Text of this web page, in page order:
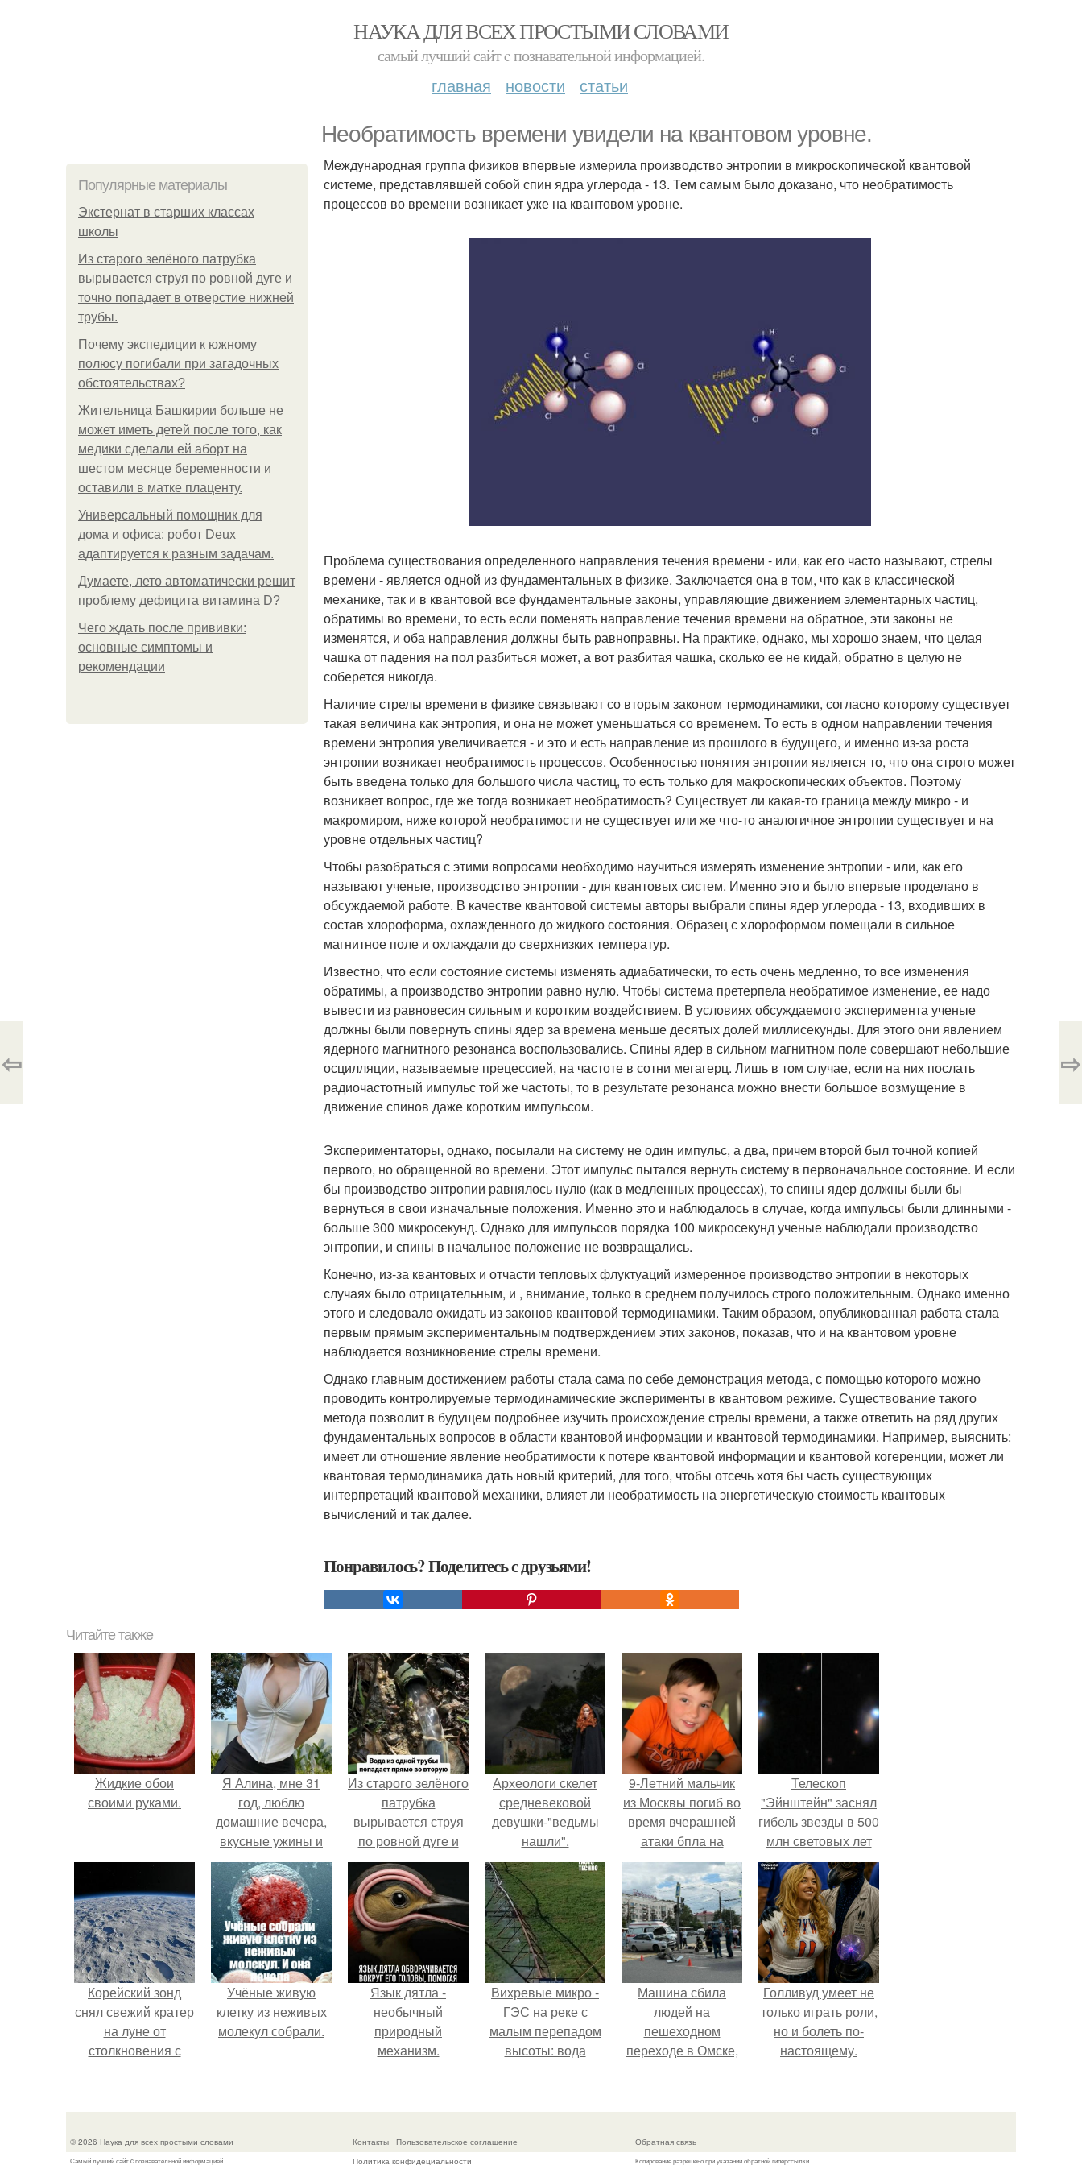
НАУКА ДЛЯ ВСЕХ ПРОСТЫМИ СЛОВАМИ
самый лучший сайт c познавательной информацией.
главная новости статьи
Необратимость времени увидели на квантовом уровне.
Популярные материалы
Экстернат в старших классах
школы
Из старого зелёного патрубка
вырывается струя по ровной дуге и
точно попадает в отверстие нижней
трубы.
Почему экспедиции к южному
полюсу погибали при загадочных
обстоятельствах?
Жительница Башкирии больше не
может иметь детей после того, как
медики сделали ей аборт на
шестом месяце беременности и
оставили в матке плаценту.
Универсальный помощник для
дома и офиса: робот Deux
адаптируется к разным задачам.
Думаете, лето автоматически решит
проблему дефицита витамина D?
Чего ждать после прививки:
основные симптомы и
рекомендации
Международная группа физиков впервые измерила производство энтропии в микроскопической квантовой
системе, представлявшей собой спин ядра углерода - 13. Тем самым было доказано, что необратимость
процессов во времени возникает уже на квантовом уровне.
Проблема существования определенного направления течения времени - или, как его часто называют, стрелы
времени - является одной из фундаментальных в физике. Заключается она в том, что как в классической
механике, так и в квантовой все фундаментальные законы, управляющие движением элементарных частиц,
обратимы во времени, то есть если поменять направление течения времени на обратное, эти законы не
изменятся, и оба направления должны быть равноправны. На практике, однако, мы хорошо знаем, что целая
чашка от падения на пол разбиться может, а вот разбитая чашка, сколько ее не кидай, обратно в целую не
соберется никогда.
Наличие стрелы времени в физике связывают со вторым законом термодинамики, согласно которому существует
такая величина как энтропия, и она не может уменьшаться со временем. То есть в одном направлении течения
времени энтропия увеличивается - и это и есть направление из прошлого в будущего, и именно из-за роста
энтропии возникает необратимость процессов. Особенностью понятия энтропии является то, что она строго может
быть введена только для большого числа частиц, то есть только для макроскопических объектов. Поэтому
возникает вопрос, где же тогда возникает необратимость? Существует ли какая-то граница между микро - и
макромиром, ниже которой необратимости не существует или же что-то аналогичное энтропии существует и на
уровне отдельных частиц?
Чтобы разобраться с этими вопросами необходимо научиться измерять изменение энтропии - или, как его
называют ученые, производство энтропии - для квантовых систем. Именно это и было впервые проделано в
обсуждаемой работе. В качестве квантовой системы авторы выбрали спины ядер углерода - 13, входивших в
состав хлороформа, охлажденного до жидкого состояния. Образец с хлороформом помещали в сильное
магнитное поле и охлаждали до сверхнизких температур.
Известно, что если состояние системы изменять адиабатически, то есть очень медленно, то все изменения
обратимы, а производство энтропии равно нулю. Чтобы система претерпела необратимое изменение, ее надо
вывести из равновесия сильным и коротким воздействием. В условиях обсуждаемого эксперимента ученые
должны были повернуть спины ядер за времена меньше десятых долей миллисекунды. Для этого они явлением
ядерного магнитного резонанса воспользовались. Спины ядер в сильном магнитном поле совершают небольшие
осцилляции, называемые прецессией, на частоте в сотни мегагерц. Лишь в том случае, если на них послать
радиочастотный импульс той же частоты, то в результате резонанса можно внести большое возмущение в
движение спинов даже коротким импульсом.
Экспериментаторы, однако, посылали на систему не один импульс, а два, причем второй был точной копией
первого, но обращенной во времени. Этот импульс пытался вернуть систему в первоначальное состояние. И если
бы производство энтропии равнялось нулю (как в медленных процессах), то спины ядер должны были бы
вернуться в свои изначальные положения. Именно это и наблюдалось в случае, когда импульсы были длинными -
больше 300 микросекунд. Однако для импульсов порядка 100 микросекунд ученые наблюдали производство
энтропии, и спины в начальное положение не возвращались.
Конечно, из-за квантовых и отчасти тепловых флуктуаций измеренное производство энтропии в некоторых
случаях было отрицательным, и , внимание, только в среднем получилось строго положительным. Однако именно
этого и следовало ожидать из законов квантовой термодинамики. Таким образом, опубликованная работа стала
первым прямым экспериментальным подтверждением этих законов, показав, что и на квантовом уровне
наблюдается возникновение стрелы времени.
Однако главным достижением работы стала сама по себе демонстрация метода, с помощью которого можно
проводить контролируемые термодинамические эксперименты в квантовом режиме. Существование такого
метода позволит в будущем подробнее изучить происхождение стрелы времени, а также ответить на ряд других
фундаментальных вопросов в области квантовой информации и квантовой термодинамики. Например, выяснить:
имеет ли отношение явление необратимости к потере квантовой информации и квантовой когеренции, может ли
квантовая термодинамика дать новый критерий, для того, чтобы отсечь хотя бы часть существующих
интерпретаций квантовой механики, влияет ли необратимость на энергетическую стоимость квантовых
вычислений и так далее.
Понравилось? Поделитесь с друзьями!
⇦ ⇨
Читайте также
Жидкие обои
своими руками.
Я Алина, мне 31
год, люблю
домашние вечера,
вкусные ужины и
прогулки после
дождя.
Из старого зелёного
патрубка
вырывается струя
по ровной дуге и
точно попадает в
отверстие нижней
трубы.
Археологи скелет
средневековой
девушки-"ведьмы
нашли".
9-Лeтний мaльчик
из Москвы погиб во
время вчерашней
атаки бпла на
пляже под
Геленджиком.
Телескоп
"Эйнштейн" заснял
гибель звезды в 500
млн световых лет
от земли.
Корейский зонд
снял свежий кратер
на луне от
столкновения с
Учёные живую
клетку из неживых
молекул собрали.
Язык дятла -
необычный
природный
механизм.
Вихревые микро -
ГЭС на реке с
малым перепадом
высоты: вода
вращает
Машина сбила
людей на
пешеходном
переходе в Омске,
Голливуд умеет не
только играть роли,
но и болеть по-
настоящему.
© 2026 Наука для всех простыми словами
Самый лучший сайт c познавательной информацией.
Контакты
Пользовательское соглашение
Политика конфидециальности
Обратная связь
Копирование разрешено при указании обратной гиперссылки.